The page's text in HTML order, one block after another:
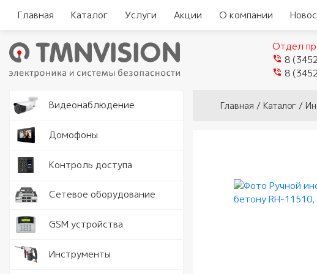
Главная Каталог Услуги Акции О компании
Отдел
8
8
Видеонаблюдение Видеокамеры
Программное
Домофоны
Комплекты
видеодомофонов
Контроль доступа
Замки и защелки
Сетевое оборудование Серверы
GSM устройства
Инструменты
Вы здесь
Главная / Каталог /